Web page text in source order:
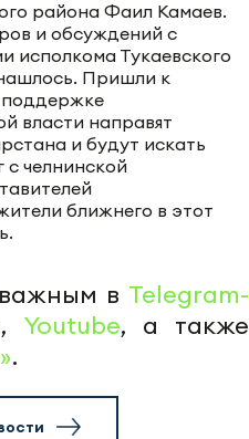
района Фаил Камаев.
и обсуждений с
исполкома Тукаевского
Пришли к
власти направят
и будут искать
с челнинской
ближнего в этот
в Telegram-
Youtube, а также
.